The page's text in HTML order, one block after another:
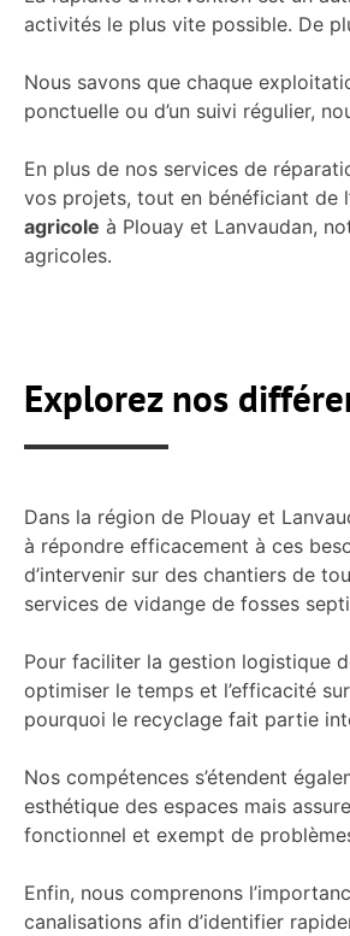
activités le plus vite possible. De
Nous savons que chaque
ponctuelle ou d’un suivi régulier,
En plus de nos services de
vos projets, tout en bénéficiant de
agricole à Plouay et Lanvaudan,
agricoles.
Explorez nos
Dans la région de Plouay et
à répondre efficacement à ces
d’intervenir sur des chantiers de
services de vidange de fosses
Pour faciliter la gestion logistique
optimiser le temps et l’efficacité
pourquoi le recyclage fait partie
Nos compétences s’étendent
esthétique des espaces mais
fonctionnel et exempt de
Enfin, nous comprenons
canalisations afin d’identifier